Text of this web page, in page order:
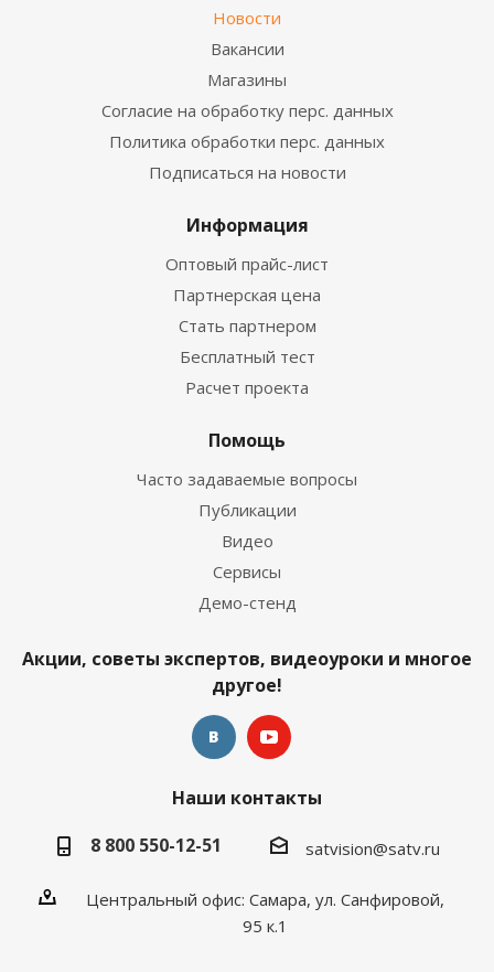
Новости
Вакансии
Магазины
Согласие на обработку перс. данных
Политика обработки перс. данных
Подписаться на новости
Информация
Оптовый прайс-лист
Партнерская цена
Стать партнером
Бесплатный тест
Расчет проекта
Помощь
Часто задаваемые вопросы
Публикации
Видео
Сервисы
Демо-стенд
Акции, советы экспертов, видеоуроки и многое
другое!
Наши контакты
8 800 550-12-51
satvision@satv.ru
Центральный офис: Самара, ул. Санфировой,
95 к.1